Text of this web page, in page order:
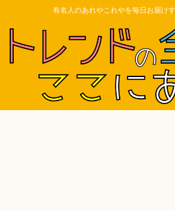
有名人のあれやこれやを毎日お届け